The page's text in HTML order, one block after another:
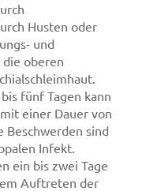
Husten oder
und
oberen
fünf Tagen kann
einer Dauer von
Beschwerden sind
Infekt.
ein bis zwei Tage
Auftreten der